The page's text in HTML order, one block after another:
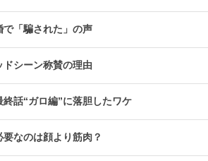
で「騙された」の声
ドシーン称賛の理由
終話“ガロ編”に落胆したワケ
要なのは顔より筋肉？